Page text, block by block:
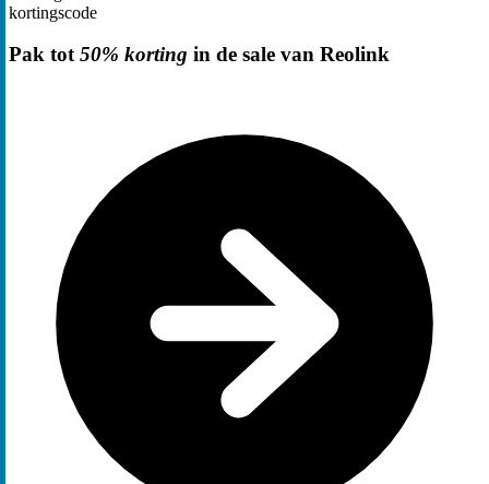
kortingscode
Pak tot50% korting in de sale van Reolink